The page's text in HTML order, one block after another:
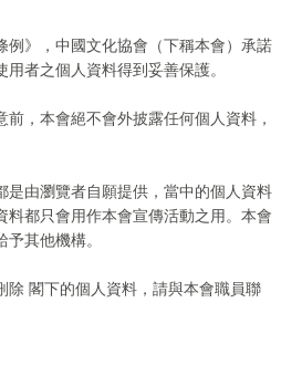
例》，中國文化協會（下稱本會）承諾
者之個人資料得到妥善保護。
，本會絕不會外披露任何個人資料，
是由瀏覽者自願提供，當中的個人資料
料都只會用作本會宣傳活動之用。本會
其他機構。
除 閣下的個人資料，請與本會職員聯